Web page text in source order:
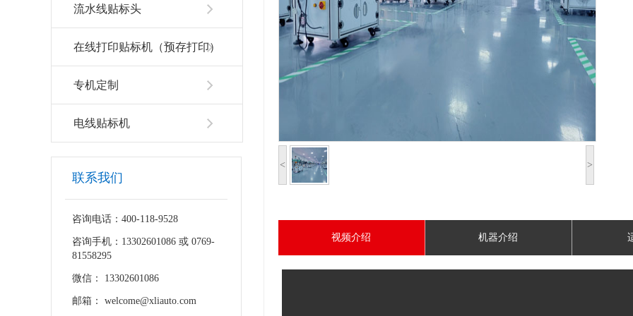
流水线贴标头
在线打印贴标机（预存打印）
专机定制
电线贴标机
联系我们
咨询电话：400-118-9528
咨询手机：13302601086 或 0769-
81558295
微信： 13302601086
邮箱： welcome@xliauto.com
< >
视频介绍 机器介绍